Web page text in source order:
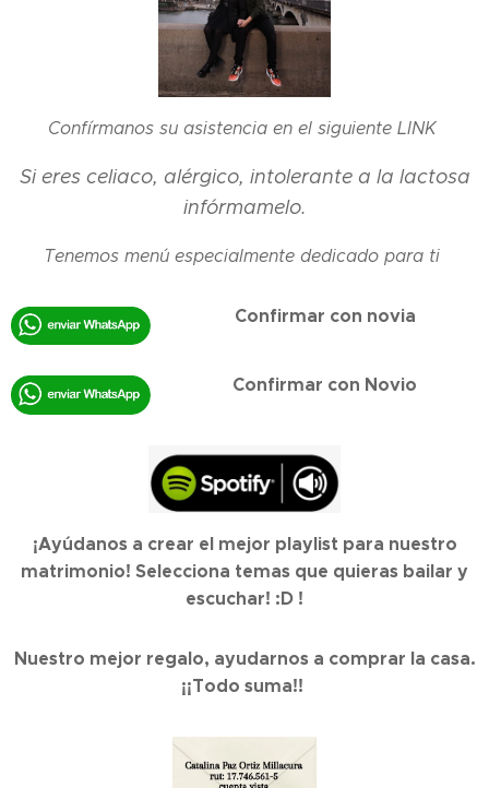
Confírmanos su asistencia en el siguiente LINK
Si eres celiaco, alérgico, intolerante a la lactosa
infórmamelo.
Tenemos menú especialmente dedicado para ti
Confirmar con novia
Confirmar con Novio
¡Ayúdanos a crear el mejor playlist para nuestro
matrimonio! Selecciona temas que quieras bailar y
escuchar! :D !
Nuestro mejor regalo, ayudarnos a comprar la casa.
¡¡Todo suma!!